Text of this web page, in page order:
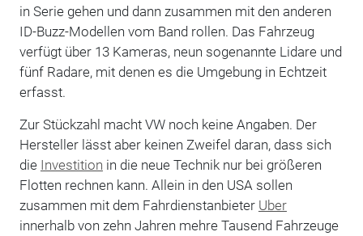
in Serie gehen und dann zusammen mit den anderen
ID-Buzz-Modellen vom Band rollen. Das Fahrzeug
verfügt über 13 Kameras, neun sogenannte Lidare und
fünf Radare, mit denen es die Umgebung in Echtzeit
erfasst.
Zur Stückzahl macht VW noch keine Angaben. Der
Hersteller lässt aber keinen Zweifel daran, dass sich
die Investition in die neue Technik nur bei größeren
Flotten rechnen kann. Allein in den USA sollen
zusammen mit dem Fahrdienstanbieter Uber
innerhalb von zehn Jahren mehre Tausend Fahrzeuge